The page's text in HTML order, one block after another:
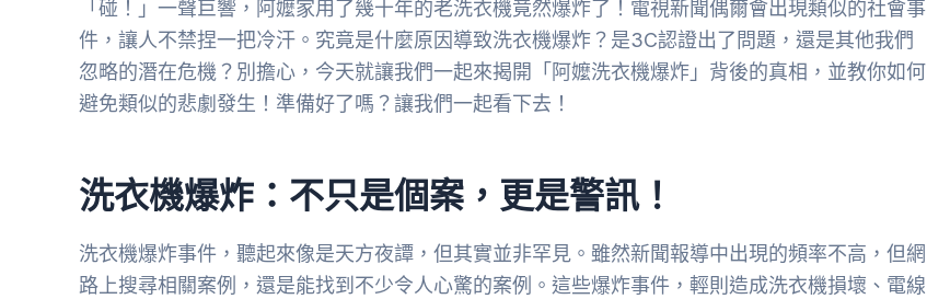
「碰！」一聲巨響，阿嬤家用了幾十年的老洗衣機竟然爆炸了！電視新聞偶爾會出現類似的社會事
件，讓人不禁捏一把冷汗。究竟是什麼原因導致洗衣機爆炸？是3C認證出了問題，還是其他我們
忽略的潛在危機？別擔心，今天就讓我們一起來揭開「阿嬤洗衣機爆炸」背後的真相，並教你如何
避免類似的悲劇發生！準備好了嗎？讓我們一起看下去！
洗衣機爆炸：不只是個案，更是警訊！
洗衣機爆炸事件，聽起來像是天方夜譚，但其實並非罕見。雖然新聞報導中出現的頻率不高，但網
路上搜尋相關案例，還是能找到不少令人心驚的案例。這些爆炸事件，輕則造成洗衣機損壞、電線